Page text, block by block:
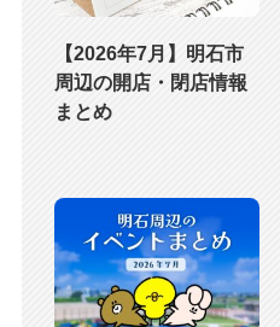
【2026年7月】明石市
周辺の開店・閉店情報
まとめ